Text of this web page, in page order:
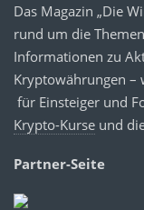
Das Magazin „Die
rund um die
Informationen zu
Kryptowährungen –
für Einsteiger und
Krypto-Kurse und
Partner-Seite